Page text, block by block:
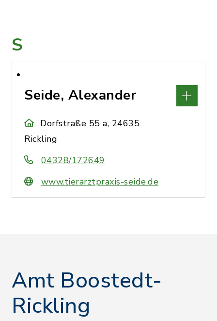
S
Seide, Alexander
Dorfstraße 55 a, 24635
Rickling
04328/172649
www.tierarztpraxis-seide.de
Amt Boostedt-
Rickling